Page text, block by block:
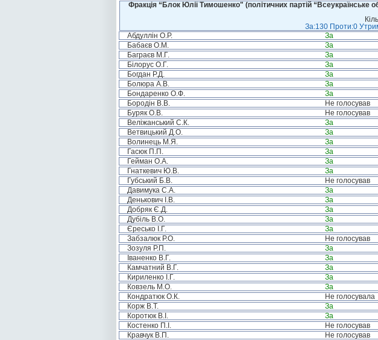
Фракція “Блок Юлії Тимошенко" (політичних партій “Всеукраїнське
За:130 Проти:0
Абдуллін О.Р.
За
Бабаєв О.М.
За
Баграєв М.Г.
За
Білорус О.Г.
За
Богдан Р.Д.
За
Болюра А.В.
За
Бондаренко О.Ф.
За
Бородін В.В.
Не голосував
Буряк О.В.
Не голосував
Веліжанський С.К.
За
Ветвицький Д.О.
За
Волинець М.Я.
За
Гасюк П.П.
За
Гейман О.А.
За
Гнаткевич Ю.В.
За
Губський Б.В.
Не голосував
Давимука С.А.
За
Денькович І.В.
За
Добряк Є.Д.
За
Дубіль В.О.
За
Єресько І.Г.
За
Забзалюк Р.О.
Не голосував
Зозуля Р.П.
За
Іваненко В.Г.
За
Камчатний В.Г.
За
Кириленко І.Г.
За
Ковзель М.О.
За
Кондратюк О.К.
Не голосувала
Корж В.Т.
За
Коротюк В.І.
За
Костенко П.І.
Не голосував
Кравчук В.П.
Не голосував